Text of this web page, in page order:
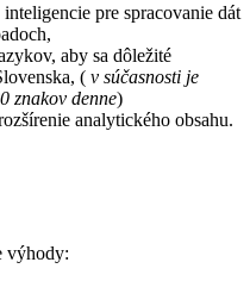
pre spracovanie dát
aby sa dôležité
( v súčasnosti je
znakov denne)
analytického obsahu.
výhody: